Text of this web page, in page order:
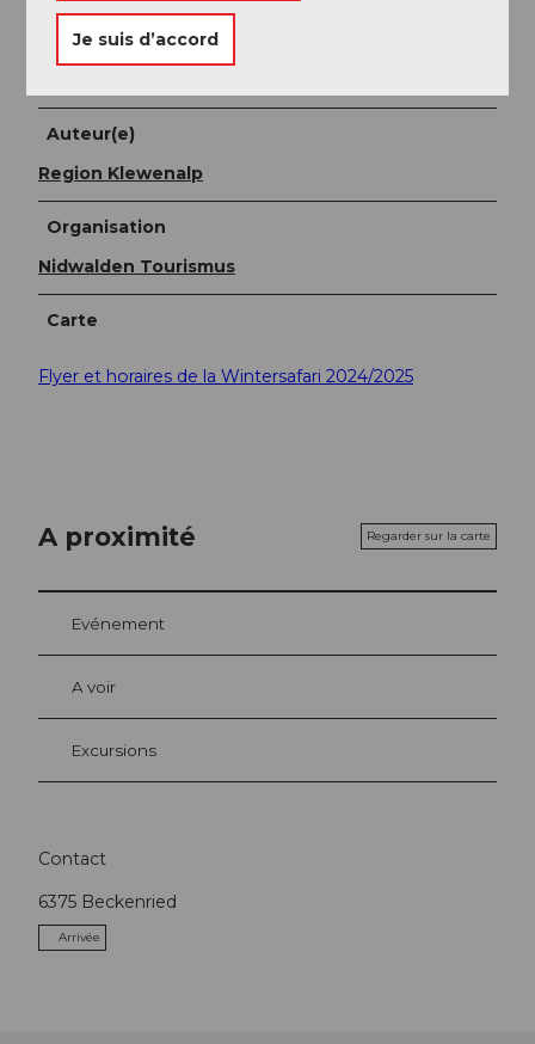
Emmetten, le car postal Emmetten-Seelisberg, le
funiculaire Seelisberg-Treib et le bateau Brunnen-
Treib-Gersau-Beckenried.
Auteur(e)
Region Klewenalp
Organisation
Nidwalden Tourismus
Carte
Flyer et horaires de la Wintersafari 2024/2025
A proximité Regarder sur la carte
Evénement
A voir
Excursions
Contact
6375 Beckenried
Arrivée
Je suis d’accord